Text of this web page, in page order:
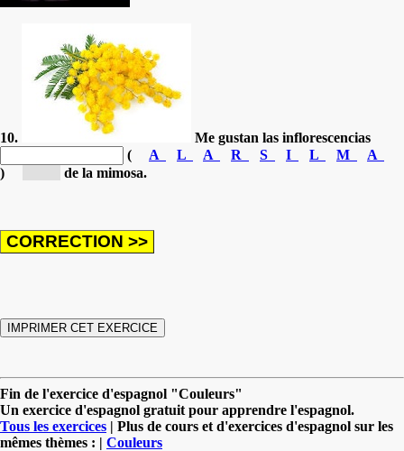
10.
Me gustan las inflorescencias
(
A L A R S I L M
A
)
de la mimosa.
Fin de l'exercice d'espagnol "Couleurs"
Un exercice d'espagnol gratuit pour apprendre l'espagnol.
Tous les exercices | Plus de cours et d'exercices d'espagnol sur les
mêmes thèmes : | Couleurs